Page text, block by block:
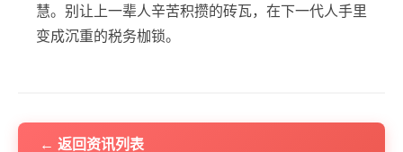
慧。别让上一辈人辛苦积攒的砖瓦，在下一代人手里
变成沉重的税务枷锁。
← 返回资讯列表